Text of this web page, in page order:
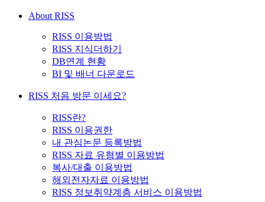
About RISS
RISS 이용방법
RISS 지식더하기
DB연계 현황
BI 및 배너 다운로드
RISS 처음 방문 이세요?
RISS란?
RISS 이용권한
내 관심논문 등록방법
RISS 자료 유형별 이용방법
복사/대출 이용방법
해외전자자료 이용방법
RISS 정보취약계층 서비스 이용방법